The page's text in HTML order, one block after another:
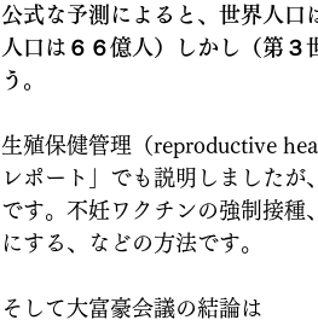
公式な予測によると、世界人口
人口は６６億人）しかし（第
う。
生殖保健管理（reproductive
レポート」でも説明しました
です。不妊ワクチンの強制接種
にする、などの方法です。
そして大富豪会議の結論は